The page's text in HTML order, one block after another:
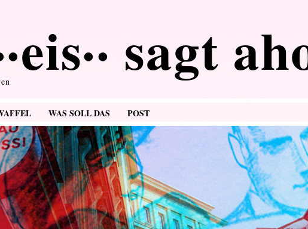
sagt
WAS SOLL DAS POST